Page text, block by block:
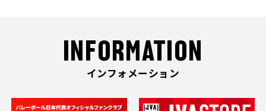
INFORMATION
インフォメーション